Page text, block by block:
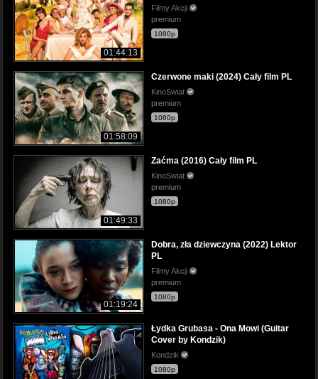
01:44:13
Filmy Akcji
premium
1080p
01:58:09
Czerwone maki (2024) Cały film PL
KinoSwiat
premium
1080p
01:49:33
Zaćma (2016) Cały film PL
KinoSwiat
premium
1080p
01:19:24
Dobra, zła dziewczyna (2022) Lektor
PL
Filmy Akcji
premium
1080p
Łydka Grubasa - Ona Mowi (Guitar
Cover by Kondzik)
Kondzik
1080p